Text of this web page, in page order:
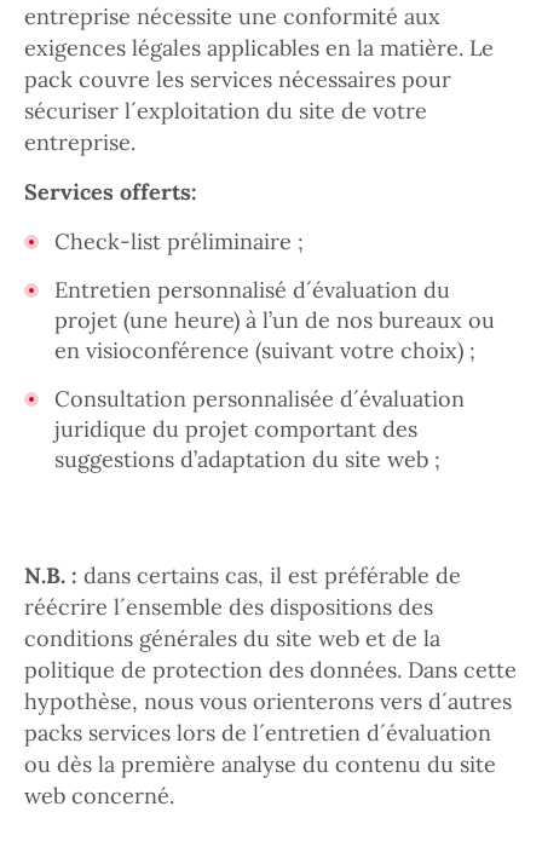
entreprise nécessite une conformité aux
exigences légales applicables en la matière. Le
pack couvre les services nécessaires pour
sécuriser l´exploitation du site de votre
entreprise.
Services offerts:
Check-list préliminaire ;
Entretien personnalisé d´évaluation du
projet (une heure) à l’un de nos bureaux ou
en visioconférence (suivant votre choix) ;
Consultation personnalisée d´évaluation
juridique du projet comportant des
suggestions d’adaptation du site web ;
N.B. : dans certains cas, il est préférable de
réécrire l´ensemble des dispositions des
conditions générales du site web et de la
politique de protection des données. Dans cette
hypothèse, nous vous orienterons vers d´autres
packs services lors de l´entretien d´évaluation
ou dès la première analyse du contenu du site
web concerné.